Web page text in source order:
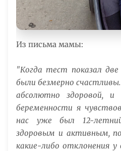
Из письма мамы:
"Когда тест показал
были безмерно
абсолютно здоровой,
беременности я
нас уже был 12-
здоровым и активным,
какие-либо отклонения